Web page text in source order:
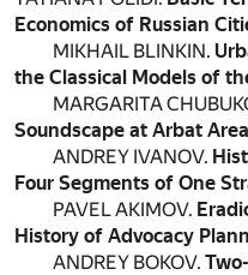
Economics of Russian
MIKHAIL BLINKIN.
the Classical Models of
MARGARITA
Soundscape at Arbat
ANDREY IVANOV.
Four Segments of One
PAVEL AKIMOV.
History of Advocacy
ANDREY BOKOV.